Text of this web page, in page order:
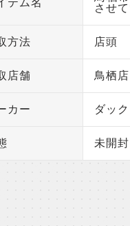
させ
方法 店頭
店舗 鳥栖店
カー ダッ
未開封